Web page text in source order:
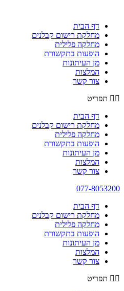
דף הבית
מחלקת רישום קבלנים
מחלקה פלילית
הופעות בתקשורת
מן העיתונות
המלצות
צור קשר
תפריט
דף הבית
מחלקת רישום קבלנים
מחלקה פלילית
הופעות בתקשורת
מן העיתונות
המלצות
צור קשר
077-8053200
דף הבית
מחלקת רישום קבלנים
מחלקה פלילית
הופעות בתקשורת
מן העיתונות
המלצות
צור קשר
תפריט